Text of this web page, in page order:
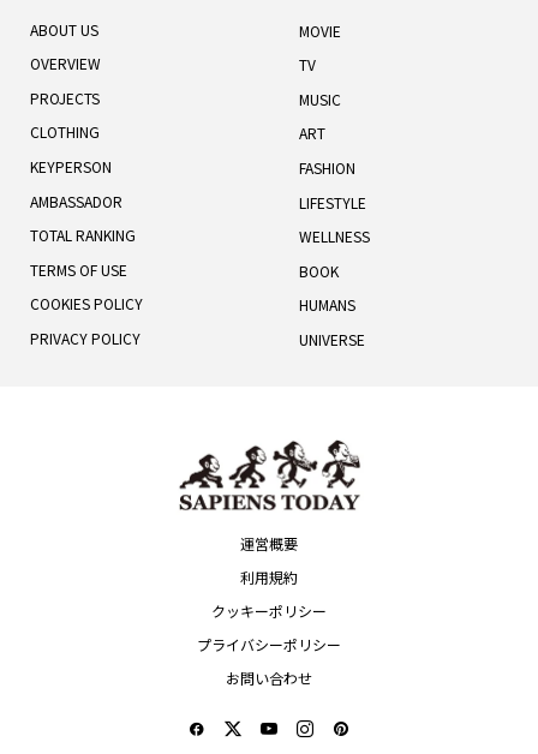
ABOUT US
OVERVIEW
PROJECTS
CLOTHING
KEYPERSON
AMBASSADOR
TOTAL RANKING
TERMS OF USE
COOKIES POLICY
PRIVACY POLICY
MOVIE
TV
MUSIC
ART
FASHION
LIFESTYLE
WELLNESS
BOOK
HUMANS
UNIVERSE
運営概要
利用規約
クッキーポリシー
プライバシーポリシー
お問い合わせ